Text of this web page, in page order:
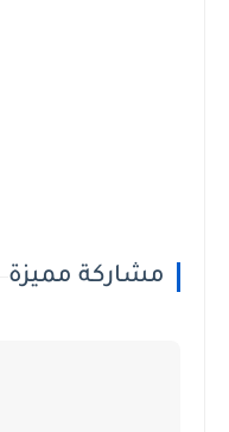
مشاركة مميزة